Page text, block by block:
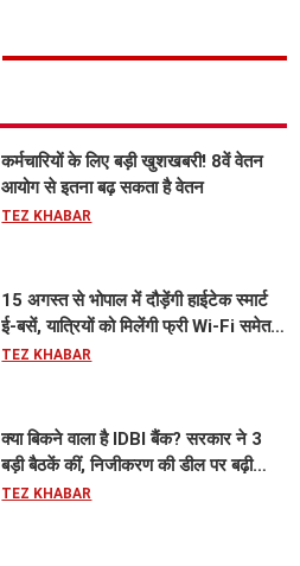
कर्मचारियों के लिए बड़ी खुशखबरी! 8वें वेतन
आयोग से इतना बढ़ सकता है वेतन
TEZ KHABAR
15 अगस्त से भोपाल में दौड़ेंगी हाईटेक स्मार्ट
ई-बसें, यात्रियों को मिलेंगी फ्री Wi-Fi समेत
आधुनिक सुविधा
TEZ KHABAR
क्या बिकने वाला है IDBI बैंक? सरकार ने 3
बड़ी बैठकें कीं, निजीकरण की डील पर बढ़ी
हलचल
TEZ KHABAR